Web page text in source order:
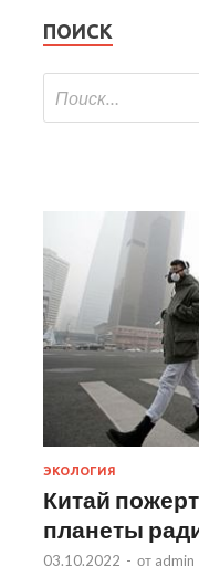
ПОИСК
ЭКОЛОГИЯ
Китай
планеты
03.10.2022 - от admin